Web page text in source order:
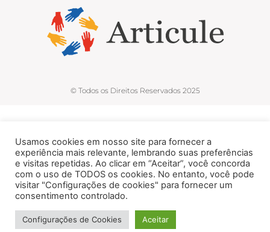
© Todos os Direitos Reservados 2025
Usamos cookies em nosso site para fornecer a
experiência mais relevante, lembrando suas preferências
e visitas repetidas. Ao clicar em “Aceitar”, você concorda
com o uso de TODOS os cookies. No entanto, você pode
visitar "Configurações de cookies" para fornecer um
consentimento controlado.
Configurações de Cookies Aceitar